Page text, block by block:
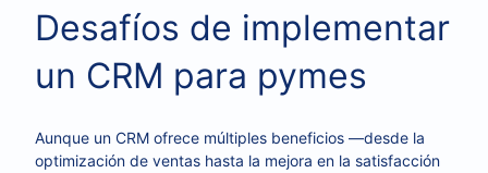
Desafíos de implementar
un CRM para pymes
Aunque un CRM ofrece múltiples beneficios —desde la
optimización de ventas hasta la mejora en la satisfacción